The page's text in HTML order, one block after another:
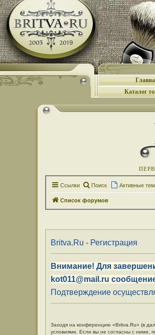
Каталог
Ссылки Поиск Активные
Список форумов
Britva.Ru - Регистрация
Внимание! Для
kot011@mail.ru
Подтверждение
Заходя на конференцию «Britva.Ru» (в
условиями. Если вы не согласны с ними,